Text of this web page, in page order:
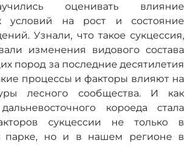
оценивать влияние
условий на рост и состояние
Узнали, что такое сукцессия,
изменения видового состава
пород за последние десятилетия
процессы и факторы влияют на
лесного сообщества. И как
короеда стала
сукцессии не только в
парке, но и в нашем регионе в